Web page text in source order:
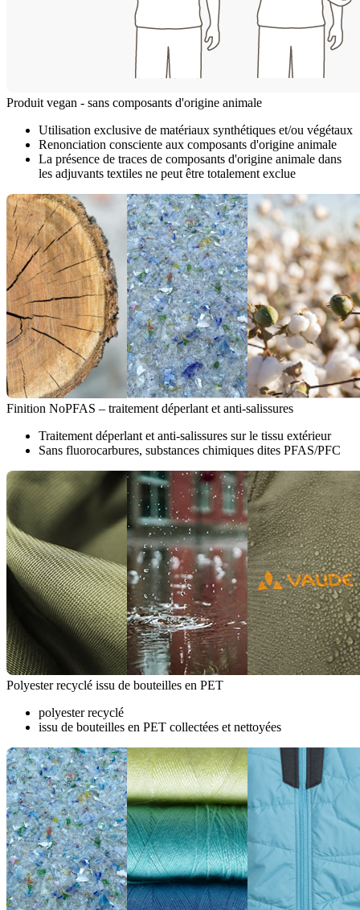
Produit vegan - sans composants d'origine animale
Utilisation exclusive de matériaux synthétiques et/ou végétaux
Renonciation consciente aux composants d'origine animale
La présence de traces de composants d'origine animale dans
les adjuvants textiles ne peut être totalement exclue
Finition NoPFAS – traitement déperlant et anti-salissures
Traitement déperlant et anti-salissures sur le tissu extérieur
Sans fluorocarbures, substances chimiques dites PFAS/PFC
Polyester recyclé issu de bouteilles en PET
polyester recyclé
issu de bouteilles en PET collectées et nettoyées